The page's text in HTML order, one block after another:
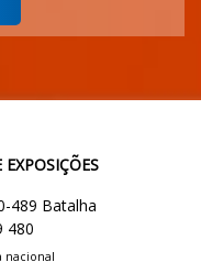
489 Batalha
480
nacional